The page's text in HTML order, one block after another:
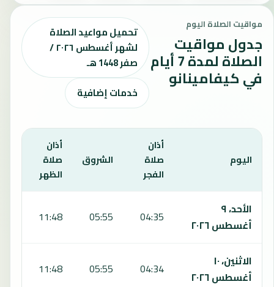
مواقيت الصلاة اليوم
جدول مواقيت
الصلاة لمدة 7 أيام
في كيفامينانو
تحميل مواعيد الصلاة
لشهر أغسطس ٢٠٢٦ /
صفر 1448 هـ
خدمات إضافية
اليوم
أذان
صلاة
الفجر
الشروق
أذان
صلاة
الظهر
الأحد، ٩
أغسطس ٢٠٢٦
04:35
05:55
11:48
الاثنين، ١٠
أغسطس ٢٠٢٦
04:34
05:55
11:48